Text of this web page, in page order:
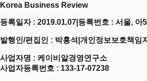
Korea Business Review
등록일자 : 2019.01.07 등록번호 : 서울, 아
발행인/편집인 : 박홍석 개인정보보호책임
사업자명 : 케이비알경영연구소
사업자등록번호 : 133-17-07238